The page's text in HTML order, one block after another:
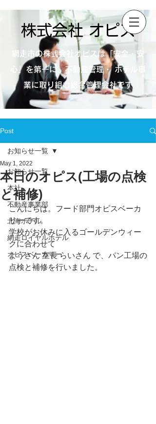
株式会社 オピス
網走市の株式会社オピスは「安全・安
心」を第一に、不動産管理・ ホテル事
業に取り組む総合管理会社です
Post
お知らせ一覧
本社
不動産事業部
北海ホテル
網走ロイヤルホテル
オピスベーカリー
お知らせ一覧
本日のオピス(工場の点検
と補修)
May 1, 2022
こんにちは。フード部門オピスベーカ
リーです。
学校がお休みに入るゴールデンウィー
クに合わせて
ようさん 室長 らいさん で、パン工場の
点検と補修を行いました。